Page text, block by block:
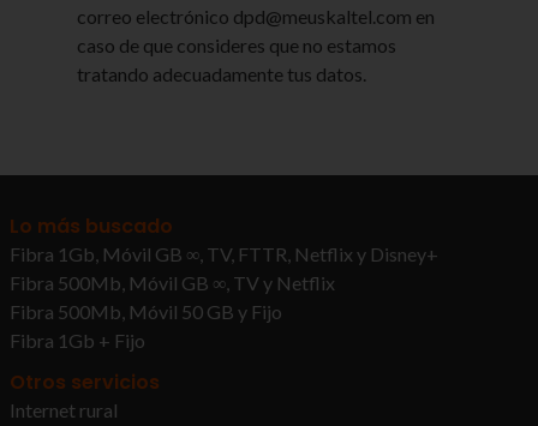
364 Días, 364 Días, Sesión, 364
Días, Sesión
Sesión, Sesión, Algunos
segundos, Sesión
Propias y de terceros para servir
correo electrónico dpd@meuskaltel.com en
caso de que consideres que no estamos
tratando adecuadamente tus datos.
Lo más buscado
Fibra 1Gb, Móvil GB ∞, TV, FTTR, Netflix y Disney+
Fibra 500Mb, Móvil GB ∞, TV y Netflix
Fibra 500Mb, Móvil 50 GB y Fijo
Fibra 1Gb + Fijo
Otros servicios
Internet rural